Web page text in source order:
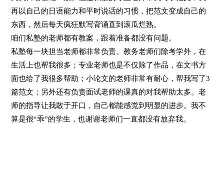
再以自己的日语能力和平时说话的习惯，把范文变成自己的
东西，然后每天疯狂默写背诵直到滚瓜烂熟。
咱们私塾的老师都有教案，跟着准备都没有问题。
私塾每一块担当老师都非常负责。教务老师们除考学外，在
生活上也帮我很多；专业老师也是不仅除了作品，在文书方
面也给了我很多帮助；小论文的老师非常有耐心，帮我写了3
篇范文；另外还有负责面试老师的课真的对我帮助太多。老
师的指导让我敢于开口，自己都能感觉到明显的进步。我不
算是很“乖”的学生，也谢谢老师们一直都没有放弃我。